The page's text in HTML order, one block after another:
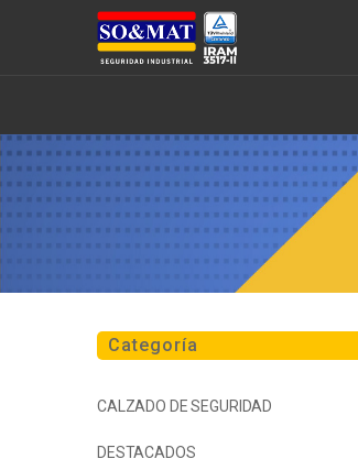
Categoría
CALZADO DE SEGURIDAD
DESTACADOS